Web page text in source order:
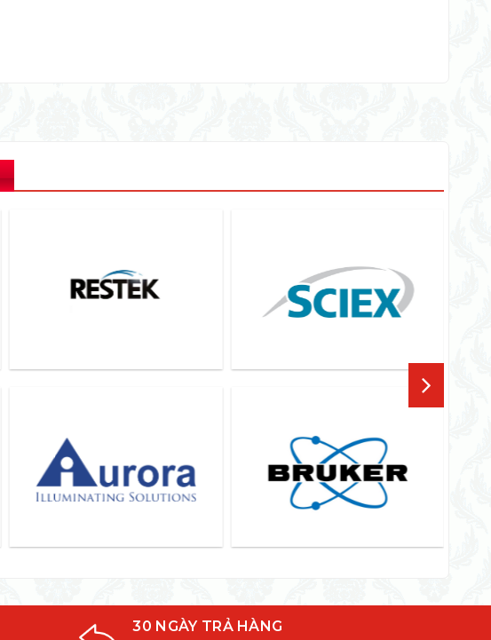
30 NGÀY TRẢ HÀNG